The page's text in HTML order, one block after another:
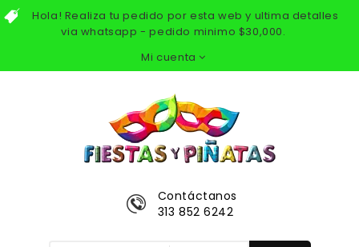
Hola! Realiza tu pedido por esta web y ultima detalles
via whatsapp - pedido minimo $30,000.
Mi cuenta
Contáctanos
313 852 6242